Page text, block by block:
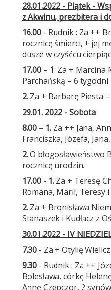
28.01.2022 - Piątek -
z Akwinu, prezbitera i
16.00 - Rudnik: Za ++
rocznicę śmierci, + jej
dusze w czyśćcu
17.00 – 1. Za + Marcina
Parchańską – 6 tygodni
2. Za + Barbarę Piesta
29.01. 2022 - Sobota
8.00 – 1. Za ++ Jana,
Franciszka, Józefa,
2.O błogosławieństwo
rocznicę urodzin.
17.00 - 1. Za + Teresę
Romana, Marii, Teresy
2. Za + Bronisława
Stanaszek i Kudłacz z
30.01.2022 - IV
7.30 - Za + Otylię
9.30 - Rudnik: Za ++
Bolesława, córkę
Annę Czepczor, 2